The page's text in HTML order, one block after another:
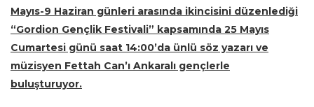
Mayıs-9 Haziran günleri arasında ikincisini düzenlediği
“Gordion Gençlik Festivali” kapsamında 25 Mayıs
Cumartesi günü saat 14:00’da ünlü söz yazarı ve
müzisyen Fettah Can’ı Ankaralı gençlerle
buluşturuyor.